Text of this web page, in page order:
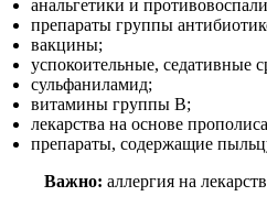
анальгетики и
препараты группы
вакцины;
успокоительные, седативные
сульфаниламид;
витамины группы B;
лекарства на основе
препараты, содержащие
Важно: аллергия на